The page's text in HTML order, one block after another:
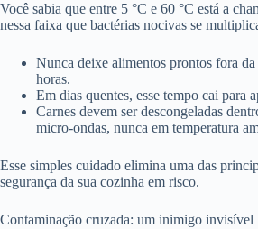
Você sabia que entre 5 °C e 60 °C está a
nessa faixa que bactérias nocivas se
Nunca deixe alimentos prontos fora
horas.
Em dias quentes, esse tempo cai para
Carnes devem ser descongeladas
micro-ondas, nunca em temperatura
Esse simples cuidado elimina uma das
segurança da sua cozinha em risco.
Contaminação cruzada: um inimigo invisível